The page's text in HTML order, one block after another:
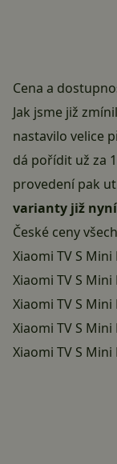
Cena a
Jak jsme již
nastavilo velice
dá pořídit už za
provedení pak
varianty již
České ceny
Xiaomi TV S Mini
Xiaomi TV S Mini
Xiaomi TV S Mini
Xiaomi TV S Mini
Xiaomi TV S Mini